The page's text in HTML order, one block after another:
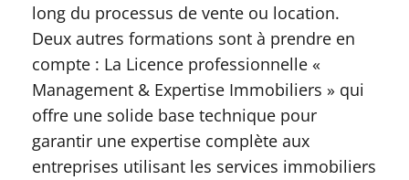
long du processus de vente ou location.
Deux autres formations sont à prendre en
compte : La Licence professionnelle «
Management & Expertise Immobiliers » qui
offre une solide base technique pour
garantir une expertise complète aux
entreprises utilisant les services immobiliers